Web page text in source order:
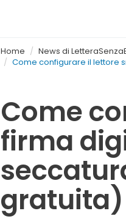
Home
News di
Come configurare il lettore
Come
firma
gratuita)